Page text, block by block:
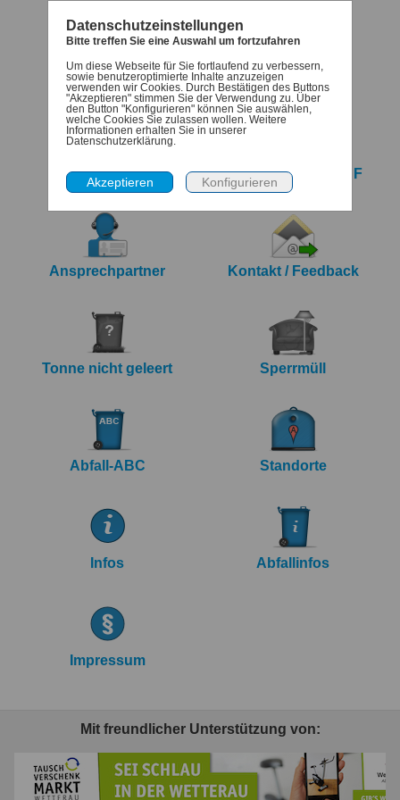
Termine Denk-dran
iCalendar Export Jahreskalender PDF
Ansprechpartner Kontakt / Feedback
Tonne nicht geleert Sperrmüll
Abfall-ABC Standorte
Infos Abfallinfos
Impressum
Mit freundlicher Unterstützung von:
Datenschutzeinstellungen
Bitte treffen Sie eine Auswahl um fortzufahren
Um diese Webseite für Sie fortlaufend zu verbessern,
sowie benutzeroptimierte Inhalte anzuzeigen
verwenden wir Cookies. Durch Bestätigen des Buttons
"Akzeptieren" stimmen Sie der Verwendung zu. Über
den Button "Konfigurieren" können Sie auswählen,
welche Cookies Sie zulassen wollen. Weitere
Informationen erhalten Sie in unserer
Datenschutzerklärung.